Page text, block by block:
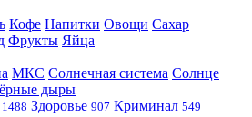
Кофе Напитки Овощи Сахар
Фрукты Яйца
МКС Солнечная система Солнце
дыры
1488 Здоровье 907 Криминал 549